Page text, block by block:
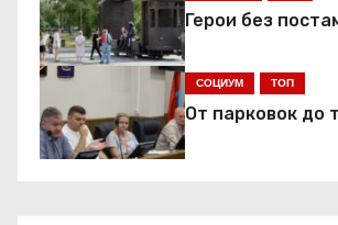
и
я
п
о
Герои без
СОЦИУМ ТОП
От парковок до